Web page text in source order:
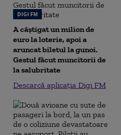
DIGI FM
A câștigat un milion de
euro la loterie, apoi a
aruncat biletul la gunoi.
Gestul făcut muncitorii de
la salubritate
Descarcă aplicația Digi FM